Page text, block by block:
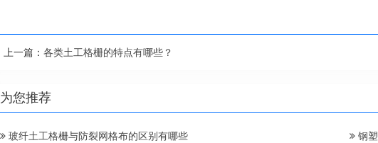
上一篇： 各类土工格栅的特点有哪些？
为您推荐
玻纤土工格栅与防裂网格布的区别有哪些 钢塑